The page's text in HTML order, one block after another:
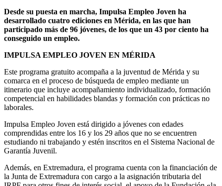
Desde su puesta en marcha, Impulsa Empleo Joven ha
desarrollado cuatro ediciones en Mérida, en las que han
participado más de 96 jóvenes, de los que un 43 por ciento ha
conseguido un empleo.
IMPULSA EMPLEO JOVEN EN MÉRIDA
Este programa gratuito acompaña a la juventud de Mérida y su
comarca en el proceso de búsqueda de empleo mediante un
itinerario que incluye acompañamiento individualizado, formación
competencial en habilidades blandas y formación con prácticas no
laborales.
Impulsa Empleo Joven está dirigido a jóvenes con edades
comprendidas entre los 16 y los 29 años que no se encuentren
estudiando ni trabajando y estén inscritos en el Sistema Nacional de
Garantía Juvenil.
Además, en Extremadura, el programa cuenta con la financiación de
la Junta de Extremadura con cargo a la asignación tributaria del